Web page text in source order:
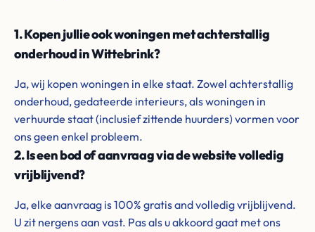
1. Kopen jullie ook woningen met achterstallig
onderhoud in Wittebrink?
Ja, wij kopen woningen in elke staat. Zowel achterstallig
onderhoud, gedateerde interieurs, als woningen in
verhuurde staat (inclusief zittende huurders) vormen voor
ons geen enkel probleem.
2. Is een bod of aanvraag via de website volledig
vrijblijvend?
Ja, elke aanvraag is 100% gratis and volledig vrijblijvend.
U zit nergens aan vast. Pas als u akkoord gaat met ons